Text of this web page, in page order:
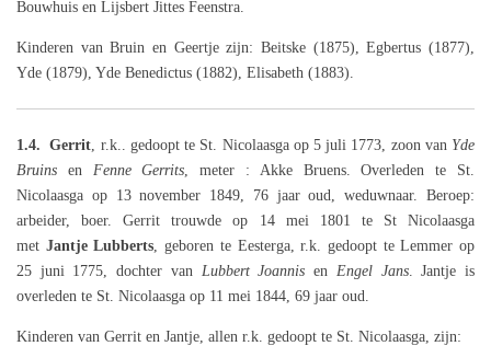
Bouwhuis en Lijsbert Jittes Feenstra.
Kinderen van Bruin en Geertje zijn: Beitske (1875), Egbertus (1877),
Yde (1879), Yde Benedictus (1882), Elisabeth (1883).
1.4. Gerrit, r.k.. gedoopt te St. Nicolaasga op 5 juli 1773, zoon van Yde
Bruins
en Fenne Gerrits, meter : Akke Bruens. Overleden te St.
Nicolaasga op 13 november 1849, 76 jaar oud, weduwnaar. Beroep:
arbeider, boer. Gerrit trouwde op 14 mei 1801 te St Nicolaasga
met Jantje Lubberts, geboren te Eesterga, r.k. gedoopt te Lemmer op
25 juni 1775, dochter van Lubbert Joannis en Engel Jans. Jantje is
overleden te St. Nicolaasga op 11 mei 1844, 69 jaar oud.
Kinderen van Gerrit en Jantje, allen r.k. gedoopt te St. Nicolaasga, zijn: